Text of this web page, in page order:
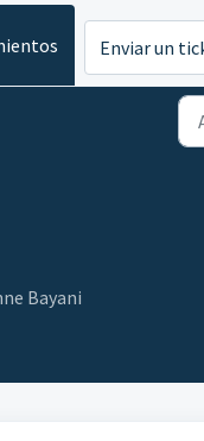
Enviar un
Bayani